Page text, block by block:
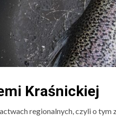
Kraśnickiej
regionalnych, czyli o tym